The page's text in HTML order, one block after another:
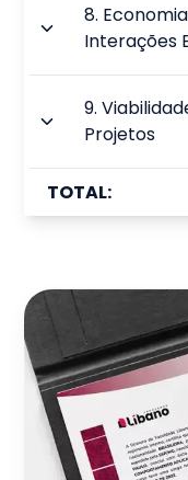
8.
Interações
9.
Projetos
TOTAL: